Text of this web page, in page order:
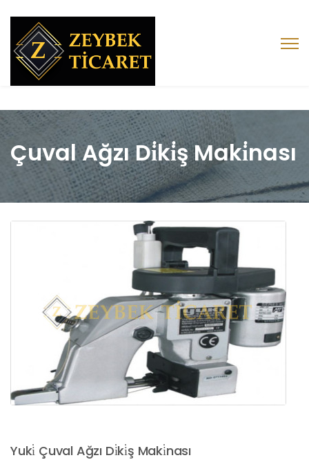
Çuval Ağzı Di̇ki̇ş Maki̇nası
Yuki̇ Çuval Ağzı Di̇ki̇ş Maki̇nası